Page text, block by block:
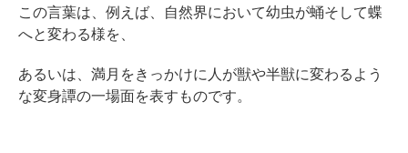
この言葉は、例えば、自然界において幼虫が蛹そして蝶
へと変わる様を、
あるいは、満月をきっかけに人が獣や半獣に変わるよう
な変身譚の一場面を表すものです。